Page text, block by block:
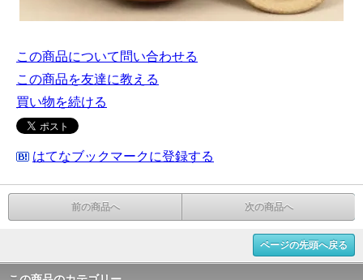
この商品について問い合わせる
この商品を友達に教える
買い物を続ける
はてなブックマークに登録する
前の商品へ 次の商品へ
ページの先頭へ戻る